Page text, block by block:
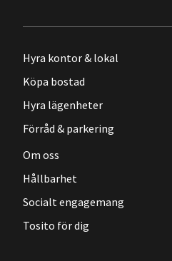
Hyra kontor & lokal
Köpa bostad
Hyra lägenheter
Förråd & parkering
Om oss
Hållbarhet
Socialt engagemang
Tosito för dig